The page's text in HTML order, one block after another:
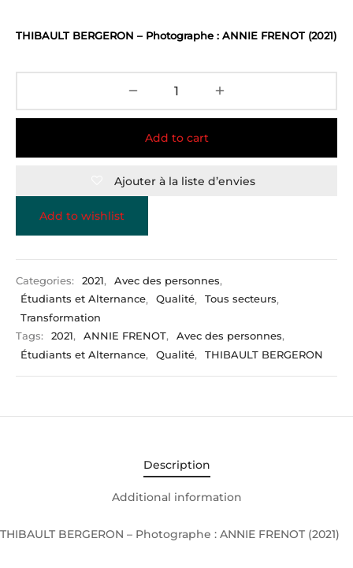
THIBAULT BERGERON – Photographe : ANNIE FRENOT (2021)
Add to cart
Ajouter à la liste d’envies
Add to wishlist
Categories: 2021, Avec des personnes,
Étudiants et Alternance, Qualité, Tous secteurs,
Transformation
Tags:
2021, ANNIE FRENOT, Avec des personnes,
Étudiants et Alternance, Qualité, THIBAULT BERGERON
Description
Additional information
THIBAULT BERGERON – Photographe : ANNIE FRENOT (2021)